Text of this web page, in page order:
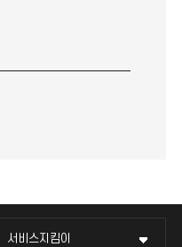
서비스지킴이